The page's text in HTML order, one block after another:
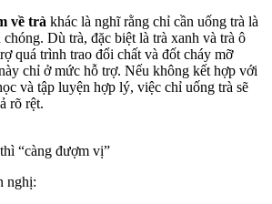
về trà khác là nghĩ rằng chỉ cần uống trà là
chóng. Dù trà, đặc biệt là trà xanh và trà ô
quá trình trao đổi chất và đốt cháy mỡ
chỉ ở mức hỗ trợ. Nếu không kết hợp với
và tập luyện hợp lý, việc chỉ uống trà sẽ
rõ rệt.
“càng đượm vị”
nghị: